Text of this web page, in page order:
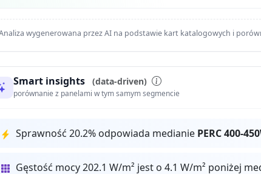
wygenerowana przez AI na podstawie kart katalogowych i
Smart insights (data-driven)
porównanie z panelami w tym samym segmencie
Sprawność 20.2% odpowiada medianie PERC 400-
Gęstość mocy 202.1 W/m² jest o 4.1 W/m² poniżej